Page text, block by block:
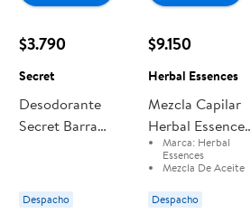
$3.790
Secret
Desodorante
Secret Barra
Despacho
$9.150
Herbal Essences
Mezcla Capilar
Herbal Essences
De Aceite
Bio:renew
Coconut Y Aloe
Para El Cabello
Marca: Herbal
Essences
Mezcla De Aceite
Coconut y Aloe
Para El Cabello
Despacho